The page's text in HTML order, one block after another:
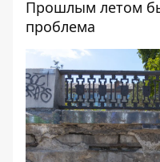
Прошлым летом
проблема